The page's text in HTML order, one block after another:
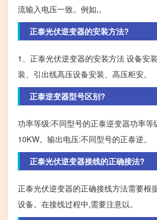
流输入电压一致。例如,。
正泰光伏逆变器的安装方法?
1、正泰光伏逆变器的安装方法 设备安
装、引出线高压设备安装、高压柜安。
正泰逆变器型号区别?
功率等级:不同型号的正泰逆变器功率
10KW。输出电压:不同型号的正泰逆。
正泰光伏逆变器接线的正确接法?
正泰光伏逆变器的正确接线方法需要根
设备。在接线过程中,需要注意以。